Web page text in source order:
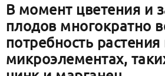
В момент цветения и
плодов многократно
потребность растения
микроэлементах,